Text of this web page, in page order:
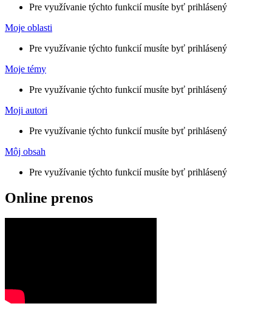
Pre využívanie týchto funkcií musíte byť prihlásený
Moje oblasti
Pre využívanie týchto funkcií musíte byť prihlásený
Moje témy
Pre využívanie týchto funkcií musíte byť prihlásený
Moji autori
Pre využívanie týchto funkcií musíte byť prihlásený
Môj obsah
Pre využívanie týchto funkcií musíte byť prihlásený
Online prenos